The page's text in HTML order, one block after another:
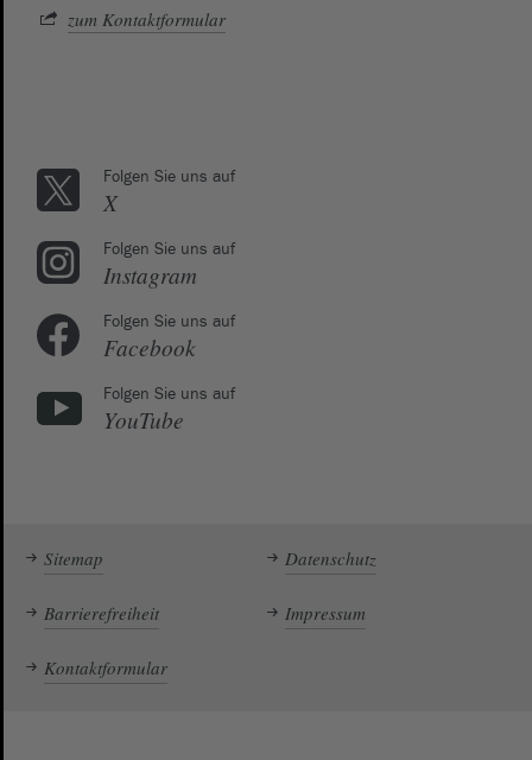
zum Kontaktformular
Folgen Sie uns auf
X
Folgen Sie uns auf
Instagram
Folgen Sie uns auf
Facebook
Folgen Sie uns auf
YouTube
Sitemap Datenschutz
Barrierefreiheit Impressum
Kontaktformular